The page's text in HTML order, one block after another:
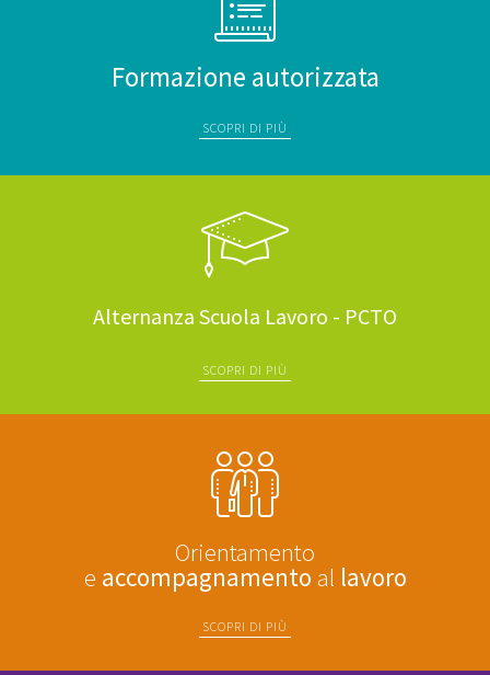
Formazione autorizzata
SCOPRI DI PIÙ
Alternanza Scuola Lavoro - PCTO
SCOPRI DI PIÙ
Orientamento
e accompagnamento al lavoro
SCOPRI DI PIÙ